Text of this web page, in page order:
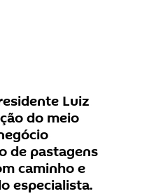
Luiz
do meio
de pastagens
caminho e
especialista.